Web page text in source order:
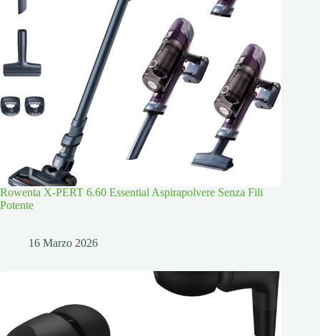
Rowenta X-PERT 6.60 Essential Aspirapolvere Senza Fili
Potente
16 Marzo 2026